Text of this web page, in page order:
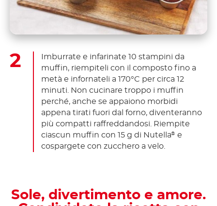
Imburrate e infarinate 10 stampini da
muffin, riempiteli con il composto fino a
metà e infornateli a 170°C per circa 12
minuti. Non cucinare troppo i muffin
perché, anche se appaiono morbidi
appena tirati fuori dal forno, diventeranno
più compatti raffreddandosi. Riempite
ciascun muffin con 15 g di Nutella® e
cospargete con zucchero a velo.
Sole, divertimento e amore.